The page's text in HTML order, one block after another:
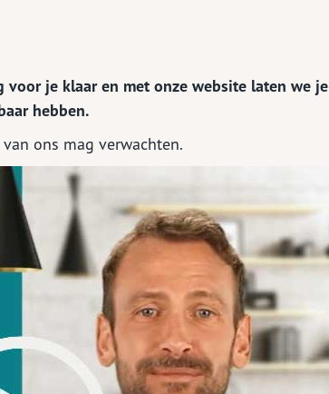
je klaar en met onze website laten we je
hebben.
ons mag verwachten.